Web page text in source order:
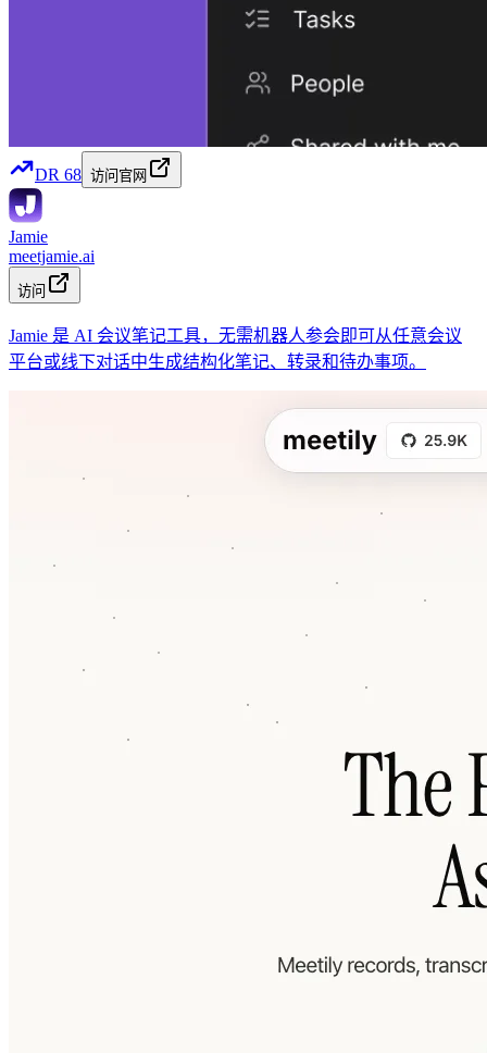
DR 68 访问官网
Jamie
meetjamie.ai
访问
Jamie 是 AI 会议笔记工具，无需机器人参会即可从任意会议
平台或线下对话中生成结构化笔记、转录和待办事项。